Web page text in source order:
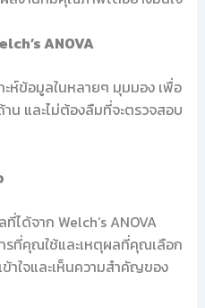
ANOVA
ะห์ข้อมูลในหลายๆ มุมมอง เพื่อ
น และไม่ต้องลืมที่จะตรวจสอบ
ด้จาก Welch’s ANOVA
รที่คุณใช้และเหตุผลที่คุณเลือก
าใจและเห็นความสำคัญของ